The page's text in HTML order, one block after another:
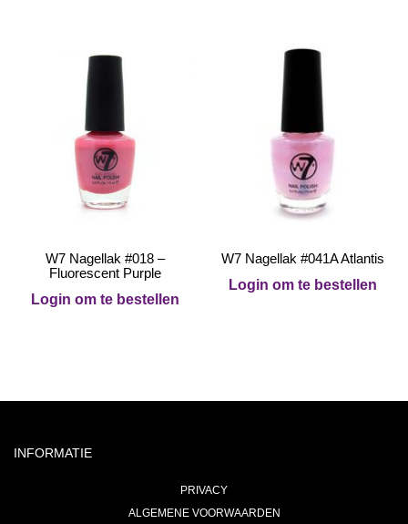
W7 Nagellak #018 –
Fluorescent Purple
Login om te bestellen
W7 Nagellak #041A Atlantis
Login om te bestellen
INFORMATIE
PRIVACY
ALGEMENE VOORWAARDEN